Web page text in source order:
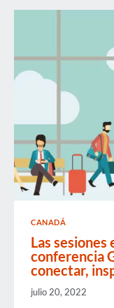
DE
VIAJES
CANADÁ
Las sesiones
conferencia
conectar,
julio 20, 2022